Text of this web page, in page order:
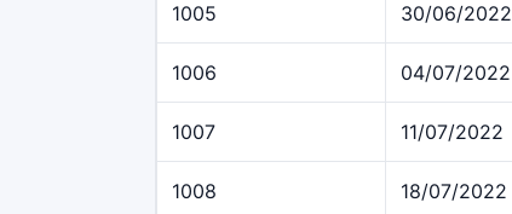
1005 30/06/2022
1006 04/07/2022
1007 11/07/2022
1008 18/07/2022